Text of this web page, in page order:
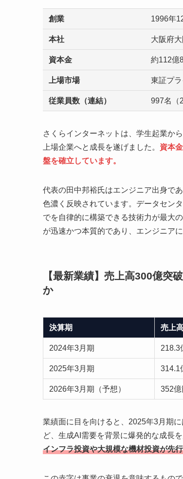
創業 1996年
本社 大阪府
資本金 約112億
上場市場 東証プ
従業員数（連結） 997名（
さくらインターネットは、学生起業か
上場企業へと成長を遂げました。 資本
盤を確立しています。
代表の田中邦裕氏はエンジニア出身で
色濃く反映されています。データセン
でを自律的に構築できる技術力が最大
が迅速かつ本質的であり、エンジニア
【最新業績】売上高300億突
か
決算期 売上
2024年3月期 218.3
2025年3月期 314.1
2026年3月期（予想） 352億
業績面に目を向けると、2025年3月期
ど、生成AI需要を背景に爆発的な成長を
インフラ投資や大規模な機材投資が先